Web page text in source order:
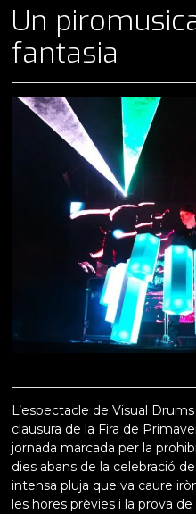
Un
fantasia
L’espectacle de Visual
clausura de la Fira de
jornada marcada per la
dies abans de la celebració
intensa pluja que va caure
les hores prèvies i la prova